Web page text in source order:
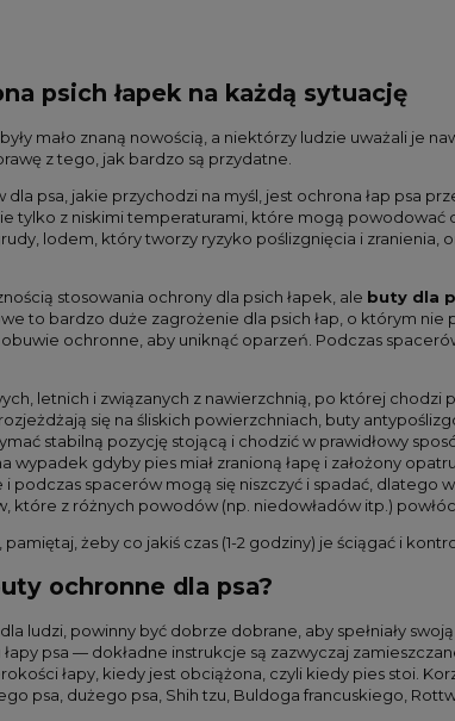
psich łapek na każdą sytuację
mało znaną nowością, a niektórzy ludzie uważali je
z tego, jak bardzo są przydatne.
psa, jakie przychodzi na myśl, jest ochrona łap psa
tylko z niskimi temperaturami, które mogą
lodem, który tworzy ryzyko poślizgnięcia i
stosowania ochrony dla psich łapek, ale buty dla
to bardzo duże zagrożenie dla psich łap, o którym nie
obuwie ochronne, aby uniknąć oparzeń. Podczas
letnich i związanych z nawierzchnią, po której chodzi
się na śliskich powierzchniach, buty
stabilną pozycję stojącą i chodzić w prawidłowy
gdyby pies miał zranioną łapę i założony
podczas spacerów mogą się niszczyć i spadać, dlatego
które z różnych powodów (np. niedowładów itp.)
pamiętaj, żeby co jakiś czas (1-2 godziny) je ściągać i
ochronne dla psa?
ludzi, powinny być dobrze dobrane, aby spełniały
psa — dokładne instrukcje są zazwyczaj
łapy, kiedy jest obciążona, czyli kiedy pies stoi.
psa, dużego psa, Shih tzu, Buldoga francuskiego,